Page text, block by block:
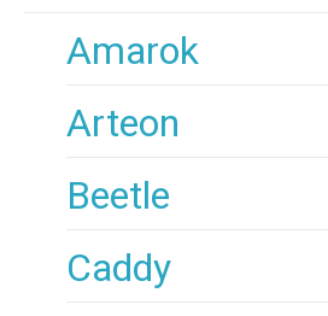
Amarok
Arteon
Beetle
Caddy